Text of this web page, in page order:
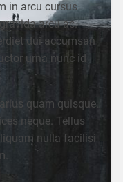
in arcu cursus
arcu ac.
dui accumsan
urna nunc id
quam quisque.
neque. Tellus
nulla facilisi